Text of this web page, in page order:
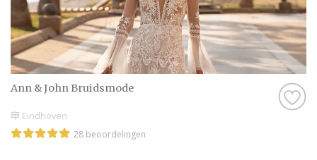
Terwijl je jezelf voor de spiegel ziet staan,
kun je alvast wegdromen naar trouwfoto’s
bij de Binnendieze in Den Bosch, een
romantische wandeling over Landgoed
Wolfslaar in Breda of een sfeervol moment
Biesbosch. Zulke karakteristieke plekken
maken de voorstelling van jullie trouwdag
Ann & John Bruidsmode
Eindhoven
28 beoordelingen